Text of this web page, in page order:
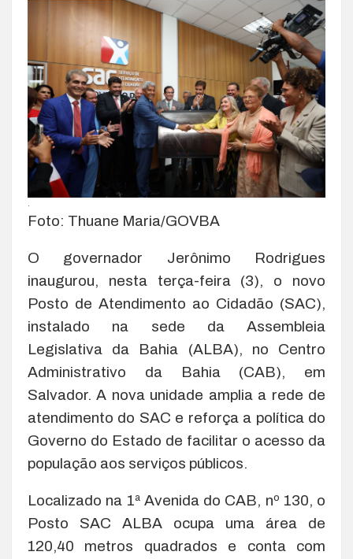
Foto: Thuane Maria/GOVBA
O governador Jerônimo Rodrigues
inaugurou, nesta terça-feira (3), o novo
Posto de Atendimento ao Cidadão (SAC),
instalado na sede da Assembleia
Legislativa da Bahia (ALBA), no Centro
Administrativo da Bahia (CAB), em
Salvador. A nova unidade amplia a rede de
atendimento do SAC e reforça a política do
Governo do Estado de facilitar o acesso da
população aos serviços públicos.
Localizado na 1ª Avenida do CAB, nº 130, o
Posto SAC ALBA ocupa uma área de
120,40 metros quadrados e conta com